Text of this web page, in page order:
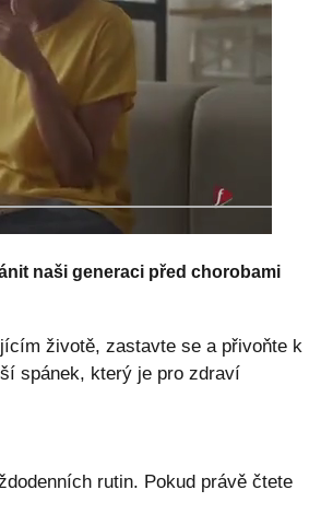
naši generaci před chorobami
životě, zastavte se a přivoňte k
spánek, který je pro zdraví
rutin. Pokud právě čtete